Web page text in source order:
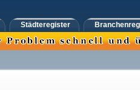
Städteregister